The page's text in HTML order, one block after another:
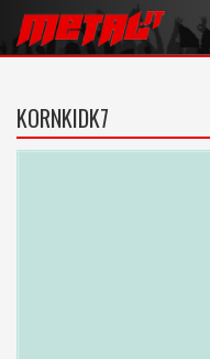
KORNKIDK7